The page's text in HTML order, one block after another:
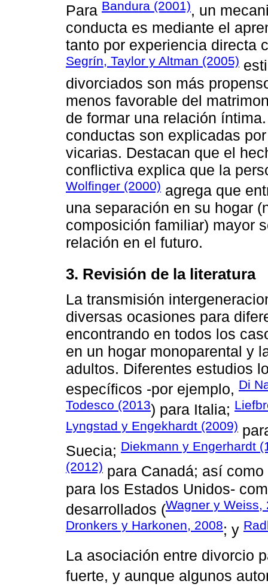
Para Bandura (2001), un
conducta es mediante el
tanto por experiencia directa
Segrín, Taylor y Altman (2005)
divorciados son más
menos favorable del
de formar una relación
conductas son explicadas
vicarias. Destacan que el
conflictiva explica que la
Wolfinger (2000) agrega que
una separación en su hogar
composición familiar) mayor
relación en el futuro.
3. Revisión de la literatura
La transmisión
diversas ocasiones para
encontrando en todos los
en un hogar monoparental y
adultos. Diferentes estudios
específicos -por ejemplo, Di
Todesco (2013) para Italia;
Lyngstad y Engekhardt (2009)
Suecia; Diekmann y Engerhardt
(2012) para Canadá; así como
para los Estados Unidos-
desarrollados (Wagner y Weiss,
Dronkers y Harkonen, 2008; y
La asociación entre divorcio
fuerte, y aunque algunos